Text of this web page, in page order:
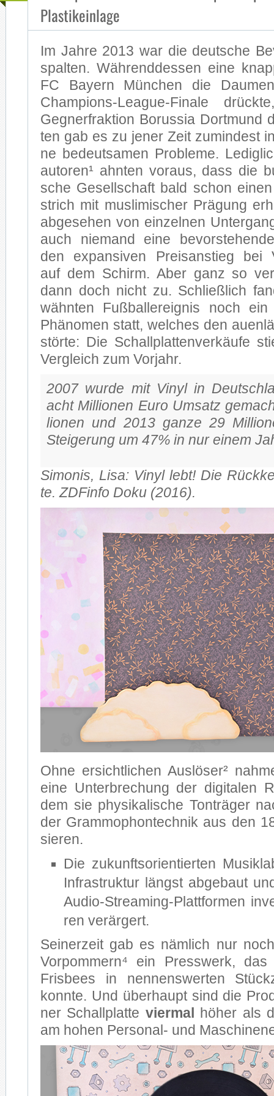
Plastikeinlage
Im Jah­re 2013 war die deut­sche
spal­ten. Wäh­rend­des­sen eine
FC Bay­ern Mün­chen die
Champions-League-Finale
Geg­ner­frak­ti­on Bo­rus­sia Dort­mund
ten gab es zu je­ner Zeit zu­min­dest
ne be­deut­sa­men Pro­ble­me.
au­to­ren¹ ahn­ten vor­aus, dass die
sche Ge­sell­schaft bald schon
strich mit mus­li­mi­scher Prä­gung
ab­ge­se­hen von ein­zel­nen
auch nie­mand eine
den ex­pan­si­ven Preis­an­stieg bei
auf dem Schirm. Aber ganz so
dann doch nicht zu. Schließ­lich
wähn­ten Fuß­ball­ereig­nis noch ein
Phä­no­men statt, wel­ches den
stör­te: Die Schall­plat­ten­ver­käu­fe
Ver­gleich zum Vor­jahr.
2007 wur­de mit Vi­nyl in
acht Mil­lio­nen Euro Um­satz
lio­nen und 2013 gan­ze 29
Stei­ge­rung um 47% in nur ei­nem
Si­mo­nis, Lisa: Vi­nyl lebt! Die
te. ZDF­in­fo Doku (2016).
Ohne er­sicht­li­chen Aus­lö­ser²
eine Un­ter­bre­chung der di­gi­ta­len
dem sie phy­si­ka­li­sche Ton­trä­ger
der Gram­mo­phon­tech­nik aus den
sie­ren.
Die zu­kunfts­ori­en­tier­ten
In­fra­struk­tur längst ab­ge­baut
Audio-Streaming-Plattformen
ren ver­är­gert.
Sei­ner­zeit gab es näm­lich nur
Vorpommern⁴ ein Press­werk,
Frisbees in nen­nens­wer­ten
konn­te. Und über­haupt sind die
ner Schall­plat­te vier­mal
hö­her als
am ho­hen Personal- und